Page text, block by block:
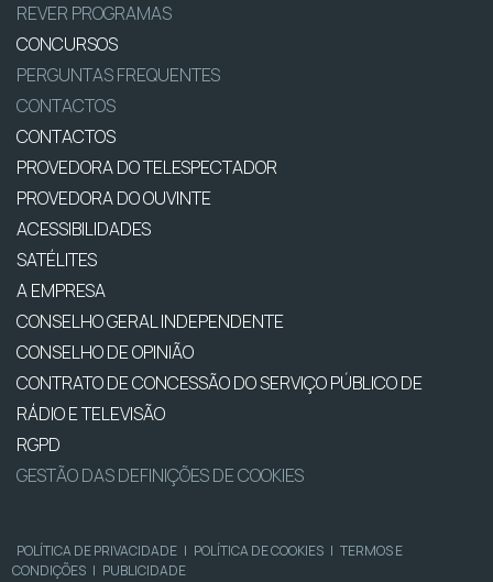
REVER PROGRAMAS
CONCURSOS
PERGUNTAS FREQUENTES
CONTACTOS
CONTACTOS
PROVEDORA DO TELESPECTADOR
PROVEDORA DO OUVINTE
ACESSIBILIDADES
SATÉLITES
A EMPRESA
CONSELHO GERAL INDEPENDENTE
CONSELHO DE OPINIÃO
CONTRATO DE CONCESSÃO DO SERVIÇO PÚBLICO DE
RÁDIO E TELEVISÃO
RGPD
GESTÃO DAS DEFINIÇÕES DE COOKIES
POLÍTICA DE PRIVACIDADE | POLÍTICA DE COOKIES | TERMOS E
CONDIÇÕES | PUBLICIDADE